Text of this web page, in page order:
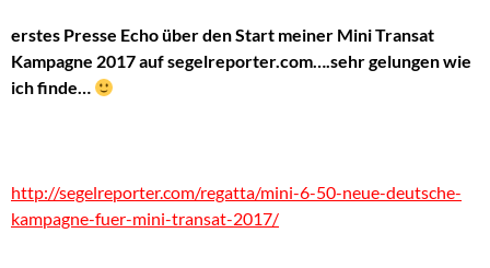
erstes Presse Echo über den Start meiner Mini Transat
Kampagne 2017 auf segelreporter.com….sehr gelungen wie
ich finde…
http://segelreporter.com/regatta/mini-6-50-neue-deutsche-
kampagne-fuer-mini-transat-2017/